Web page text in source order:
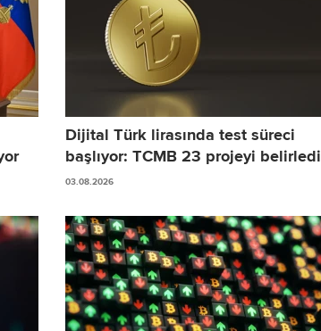
Dijital Türk lirasında test süreci
başlıyor: TCMB 23 projeyi belirledi
03.08.2026